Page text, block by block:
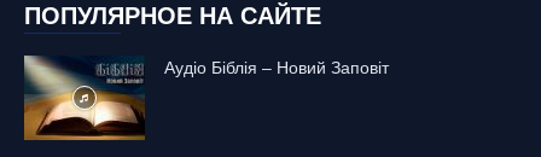
ПОПУЛЯРНОЕ НА САЙТЕ
Аудіо Біблія – Новий Заповіт